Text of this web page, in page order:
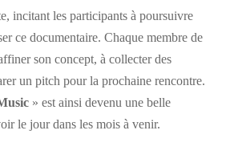
incitant les participants à poursuivre
ce documentaire. Chaque membre de
son concept, à collecter des
un pitch pour la prochaine rencontre.
» est ainsi devenu une belle
le jour dans les mois à venir.